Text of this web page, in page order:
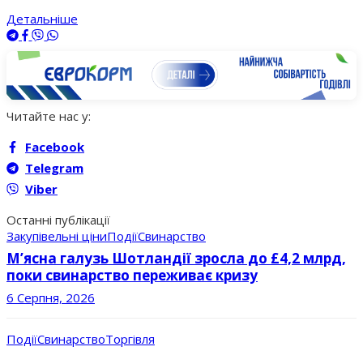
Детальніше
Читайте нас у:
Facebook
Telegram
Viber
Останні публікації
Закупівельні ціниПодіїСвинарство
М’ясна галузь Шотландії зросла до £4,2 млрд,
поки свинарство переживає кризу
6 Серпня, 2026
ПодіїСвинарствоТоргівля